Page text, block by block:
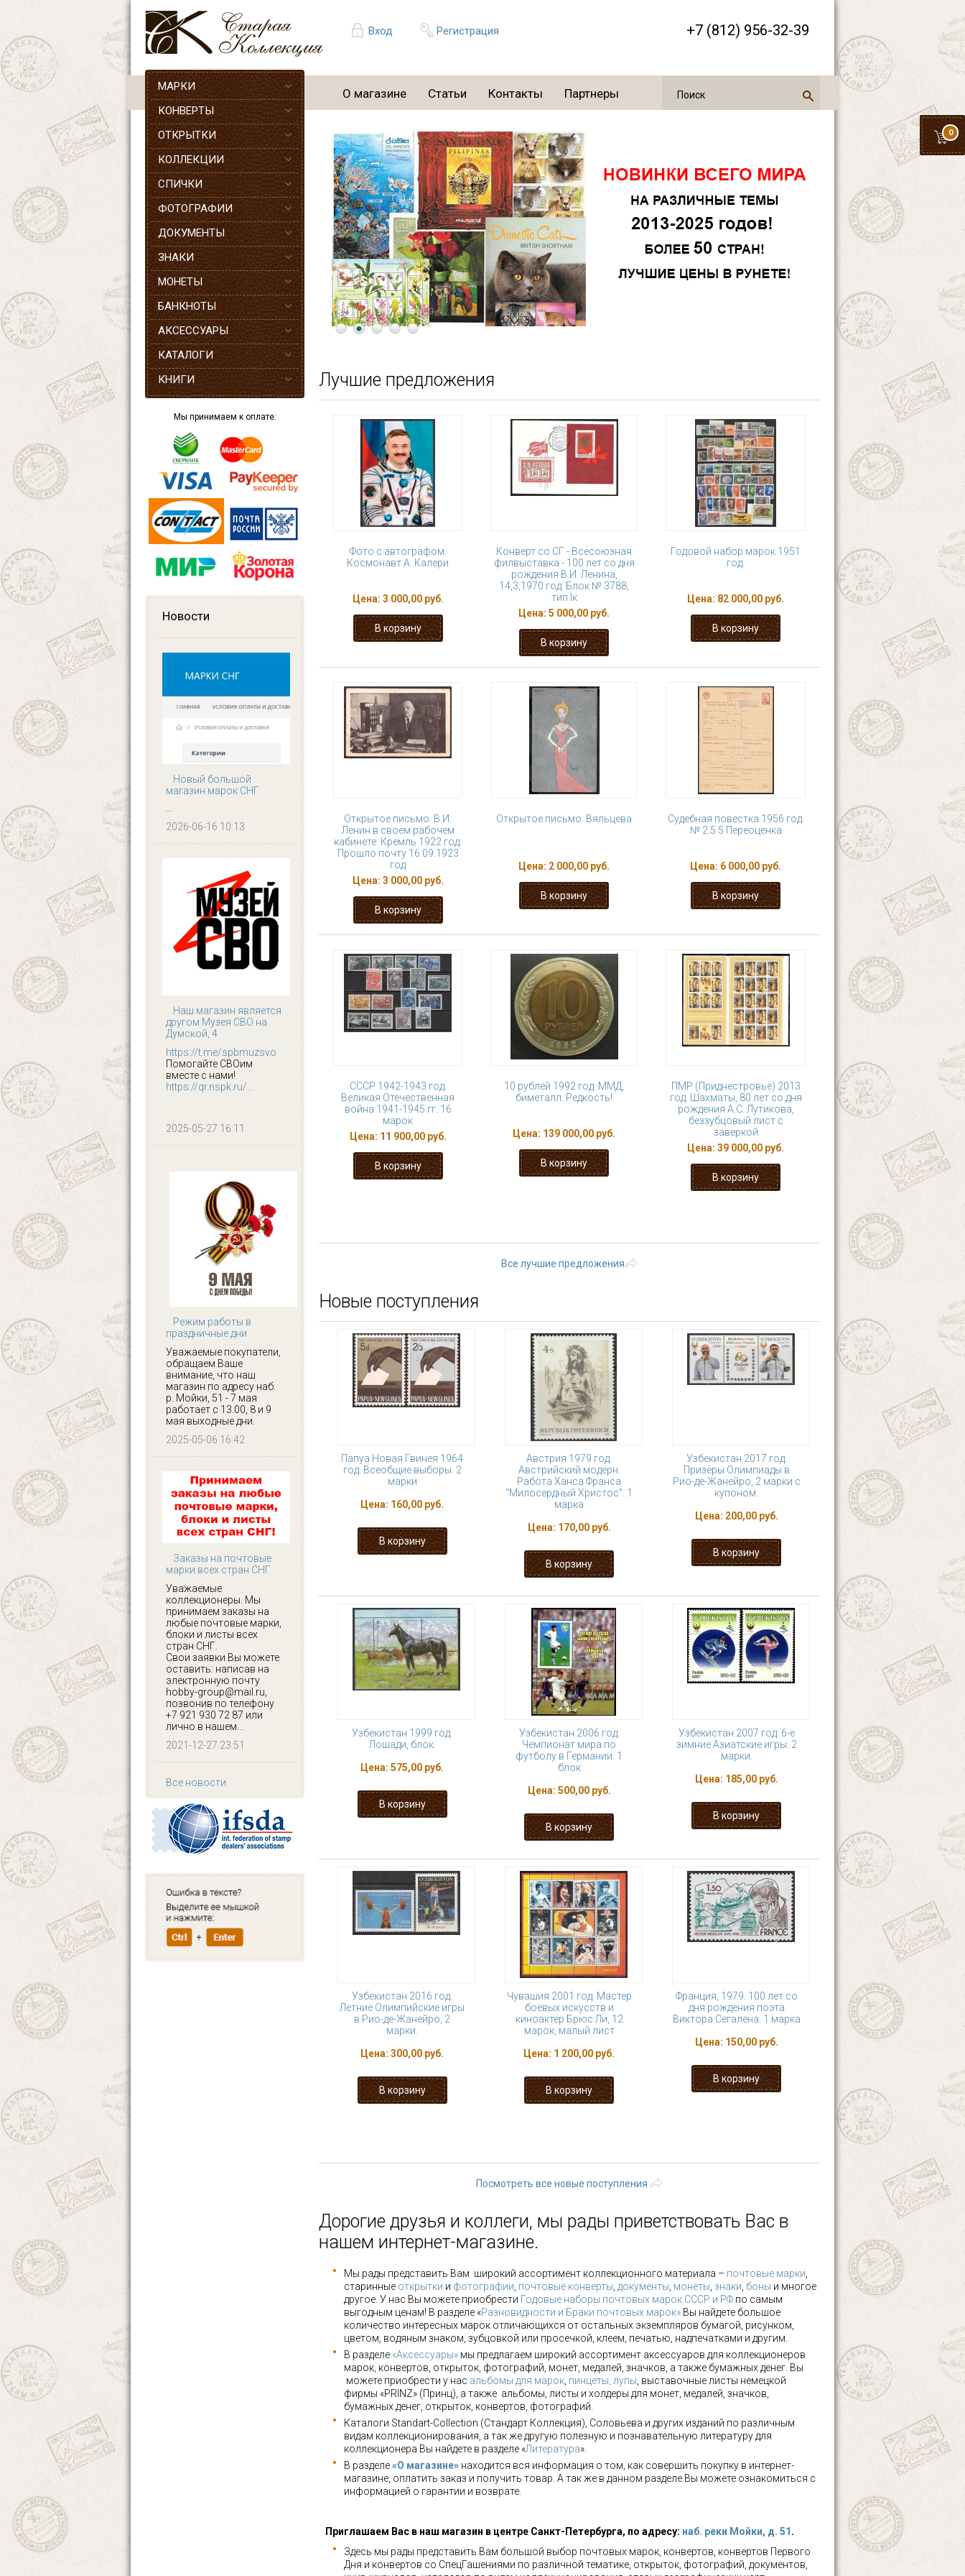
Вход Регистрация +7 (812) 956-32-39
0
О магазине Статьи Контакты Партнеры
МАРКИ
КОНВЕРТЫ
ОТКРЫТКИ
КОЛЛЕКЦИИ
СПИЧКИ
ФОТОГРАФИИ
ДОКУМЕНТЫ
ЗНАКИ
МОНЕТЫ
БАНКНОТЫ
АКСЕССУАРЫ
КАТАЛОГИ
КНИГИ
Мы принимаем к оплате:
Новости
Новый большой
магазин марок СНГ
...
2026-06-16 10:13
Наш магазин является
другом Музея СВО на
Думской, 4
https://t.me/spbmuzsvo
Помогайте СВОим
вместе с нами!
https://qr.nspk.ru/...
2025-05-27 16:11
Режим работы в
праздничные дни
Уважаемые покупатели,
обращаем Ваше
внимание, что наш
магазин по адресу наб.
р. Мойки, 51 - 7 мая
работает с 13.00, 8 и 9
мая выходные дни.
2025-05-06 16:42
Заказы на почтовые
марки всех стран СНГ
Уважаемые
коллекционеры. Мы
принимаем заказы на
любые почтовые марки,
блоки и листы всех
стран СНГ.
Свои заявки Вы можете
оставить: написав на
электронную почту
hobby-group@mail.ru,
позвонив по телефону
+7 921 930 72 87 или
лично в нашем...
2021-12-27 23:51
Все новости
Лучшие предложения
Фото с автографом.
Космонавт А. Калери
Цена: 3 000,00 руб.
Конверт со СГ - Всесоюзная
филвыставка - 100 лет со дня
рождения В.И. Ленина,
14,3,1970 год. Блок № 3788,
тип Iк
Цена: 5 000,00 руб.
Годовой набор марок 1951
год.
Цена: 82 000,00 руб.
Открытое письмо. В.И.
Ленин в своем рабочем
кабинете. Кремль 1922 год.
Прошло почту 16.09.1923
год
Цена: 3 000,00 руб.
Открытое письмо. Вяльцева
Цена: 2 000,00 руб.
Судебная повестка 1956 год.
№ 2.5.5 Переоценка
Цена: 6 000,00 руб.
СССР 1942-1943 год.
Великая Отечественная
война 1941-1945 гг. 16
марок
Цена: 11 900,00 руб.
10 рублей 1992 год. ММД,
биметалл. Редкость!
Цена: 139 000,00 руб.
ПМР (Приднестровье) 2013
год. Шахматы, 80 лет со дня
рождения А.С. Лутикова,
беззубцовый лист с
заверкой
Цена: 39 000,00 руб.
Все лучшие предложения
Новые поступления
Папуа Новая Гвинея 1964
год. Всеобщие выборы. 2
марки
Цена: 160,00 руб.
Австрия 1979 год.
Австрийский модерн.
Работа Ханса Франса
"Милосердный Христос". 1
марка
Цена: 170,00 руб.
Узбекистан 2017 год.
Призёры Олимпиады в
Рио-де-Жанейро, 2 марки с
купоном.
Цена: 200,00 руб.
Узбекистан 1999 год.
Лошади, блок.
Цена: 575,00 руб.
Узбекистан 2006 год.
Чемпионат мира по
футболу в Германии. 1
блок
Цена: 500,00 руб.
Узбекистан 2007 год. 6-е
зимние Азиатские игры. 2
марки.
Цена: 185,00 руб.
Узбекистан 2016 год.
Летние Олимпийские игры
в Рио-де-Жанейро, 2
марки.
Цена: 300,00 руб.
Чувашия 2001 год. Мастер
боевых искусств и
киноактёр Брюс Ли, 12
марок, малый лист
Цена: 1 200,00 руб.
Франция, 1979. 100 лет со
дня рождения поэта
Виктора Сегалена. 1 марка
Цена: 150,00 руб.
Посмотреть все новые поступления
Дорогие друзья и коллеги, мы рады приветствовать Вас в
нашем интернет-магазине.
Мы рады представить Вам широкий ассортимент коллекционного материала – почтовые марки
старинные открытки и фотографии почтовые конверты документы монеты знаки боны и многое
другое. У нас Вы можете приобрести Годовые наборы почтовых марок СССР и РФ по самым
выгодным ценам! В разделе «Разновидности и Браки почтовых марок» Вы найдете большое
количество интересных марок отличающихся от остальных экземпляров бумагой, рисунком,
цветом, водяным знаком, зубцовкой или просечкой, клеем, печатью, надпечатками и другим.
В разделе «Аксессуары» мы предлагаем широкий ассортимент аксессуаров для коллекционеров
марок, конвертов, открыток, фотографий, монет, медалей, значков, а также бумажных денег. Вы
можете приобрести у нас альбомы для марок пинцеты, лупы , выставочные листы немецкой
фирмы «PRINZ» (Принц), а также альбомы, листы и холдеры для монет, медалей, значков,
бумажных денег, открыток, конвертов, фотографий.
Каталоги Standart-Collection (Стандарт Коллекция), Соловьева и других изданий по различным
видам коллекционирования, а так же другую полезную и познавательную литературу для
коллекционера Вы найдете в разделе «Литература».
В разделе«О магазине» находится вся информация о том, как совершить покупку в интернет-
магазине, оплатить заказ и получить товар. А так же в данном разделе Вы можете ознакомиться с
информацией о гарантии и возврате.
Приглашаем Вас в наш магазин в центре Санкт-Петербурга, по адресу: наб. реки Мойки, д. 51 .
Здесь мы рады представить Вам большой выбор почтовых марок, конвертов, конвертов Первого
Дня и конвертов со СпецГашениями по различной тематике, открыток, фотографий, документов,